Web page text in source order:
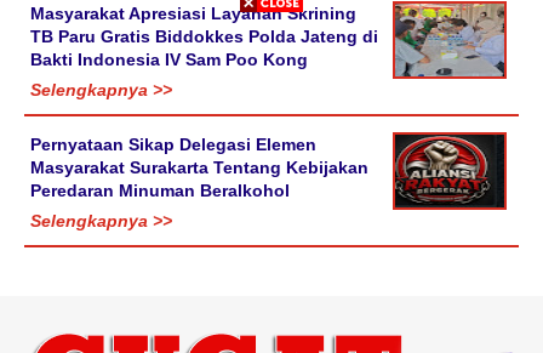
Masyarakat Apresiasi Layanan Skrining
TB Paru Gratis Biddokkes Polda Jateng di
Bakti Indonesia IV Sam Poo Kong
Selengkapnya >>
Pernyataan Sikap Delegasi Elemen
Masyarakat Surakarta Tentang Kebijakan
Peredaran Minuman Beralkohol
Selengkapnya >>